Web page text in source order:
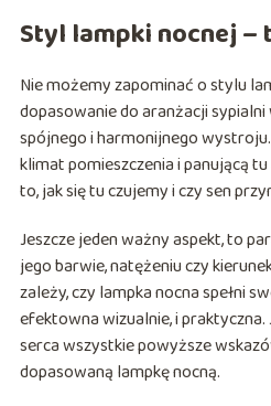
Styl lampki nocnej –
Nie możemy zapominać o stylu
dopasowanie do aranżacji sypialni
spójnego i harmonijnego
klimat pomieszczenia i panującą
to, jak się tu czujemy i czy sen
Jeszcze jeden ważny aspekt, to
jego barwie, natężeniu czy
zależy, czy lampka nocna spełni
efektowna wizualnie, i
serca wszystkie powyższe
dopasowaną lampkę nocną.